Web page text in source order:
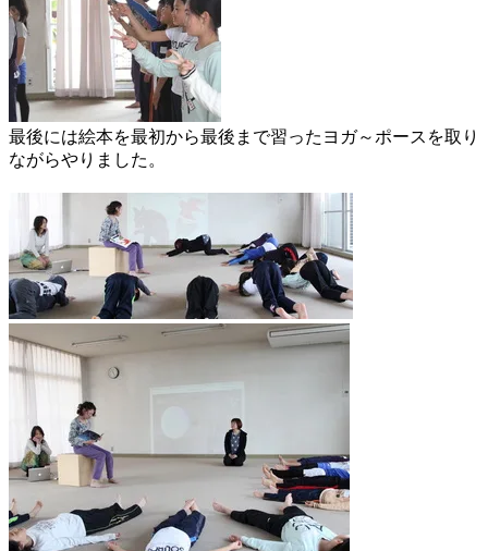
最後には絵本を最初から最後まで習ったヨガ～ポースを取り
ながらやりました。